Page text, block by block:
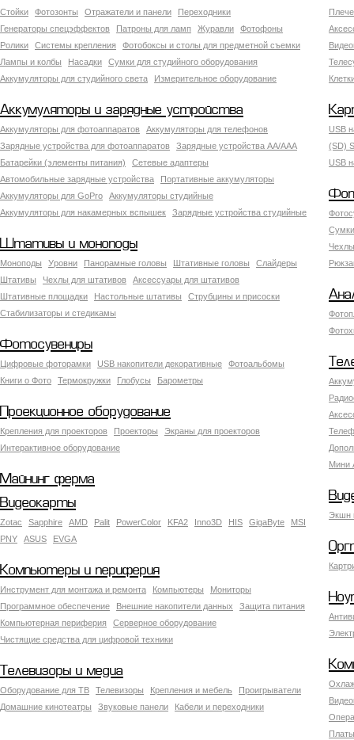
Стойки
Фотозонты Отражатели и панели
Переходники
Генераторы спецэффектов
Патроны для ламп Журавли
Фотофоны
Ролики
Системы крепления
Фотобоксы и столы для предметной съемки
Лампы и колбы
Насадки
Сумки для студийного оборудования
Аккумуляторы для студийного света
Измерительное оборудование
Аккумуляторы и зарядные устройства
Аккумуляторы для фотоаппаратов
Аккумуляторы для телефонов
Зарядные устройства для фотоаппаратов
Зарядные устройства AA/AAA
Батарейки (элементы питания)
Сетевые адаптеры
Автомобильные зарядные устройства
Портативные аккумуляторы
Аккумуляторы для GoPro
Аккумуляторы студийные
Аккумуляторы для накамерных вспышек
Зарядные устройства студийные
USB
(SD)
USB
Штативы и моноподы
Моноподы Уровни Панорамные головы Штативные головы
Слайдеры
Штативы
Чехлы для штативов
Аксессуары для штативов
Штативные площадки
Настольные штативы
Струбцины и присоски
Стабилизаторы и стедикамы
Фотосувениры
Цифровые фоторамки USB накопители декоративные
Фотоальбомы
Книги о Фото
Термокружки Глобусы Барометры
Мини
Проекционное оборудование
Крепления для проекторов Проекторы
Экраны для проекторов
Интерактивное оборудование
Майнинг ферма
Экшн
Видеокарты
Zotac Sapphire AMD Palit PowerColor KFA2 Inno3D HIS GigaByte
MSI
PNY
ASUS EVGA
Компьютеры и периферия
Инструмент для монтажа и ремонта Компьютеры
Мониторы
Программное обеспечение
Внешние накопители данных
Защита питания
Компьютерная периферия
Серверное оборудование
Чистящие средства для цифровой техники
Телевизоры и медиа
Оборудование для ТВ Телевизоры Крепления и мебель
Проигрыватели
Домашние кинотеатры
Звуковые панели Кабели и переходники